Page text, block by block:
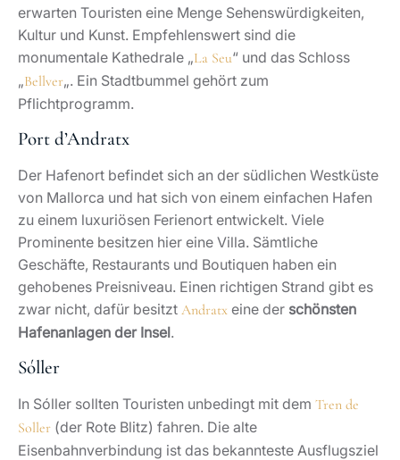
erwarten Touristen eine Menge Sehenswürdigkeiten,
Kultur und Kunst. Empfehlenswert sind die
monumentale Kathedrale „La Seu“ und das Schloss
„Bellver„. Ein Stadtbummel gehört zum
Pflichtprogramm.
Port d’Andratx
Der Hafenort befindet sich an der südlichen Westküste
von Mallorca und hat sich von einem einfachen Hafen
zu einem luxuriösen Ferienort entwickelt. Viele
Prominente besitzen hier eine Villa. Sämtliche
Geschäfte, Restaurants und Boutiquen haben ein
gehobenes Preisniveau. Einen richtigen Strand gibt es
zwar nicht, dafür besitzt Andratx eine der schönsten
Hafenanlagen der Insel.
Sóller
In Sóller sollten Touristen unbedingt mit dem Tren de
Soller (der Rote Blitz) fahren. Die alte
Eisenbahnverbindung ist das bekannteste Ausflugsziel